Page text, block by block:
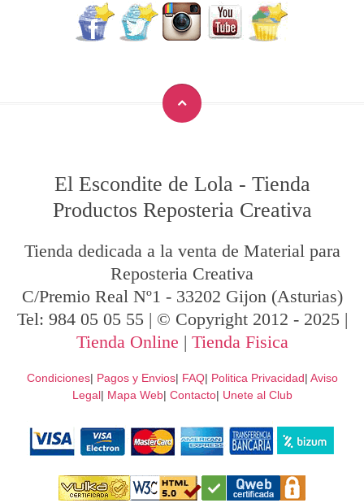
El Escondite de Lola - Tienda
Productos Reposteria Creativa
Tienda dedicada a la venta de Material para
Reposteria Creativa
C/Premio Real Nº1 - 33202 Gijon (Asturias)
Tel: 984 05 05 55 | © Copyright 2012 - 2025 |
Tienda Online | Tienda Fisica
Condiciones| Pagos y Envios| FAQ| Politica Privacidad| Aviso
Legal| Mapa Web| Contacto| Unete al Club